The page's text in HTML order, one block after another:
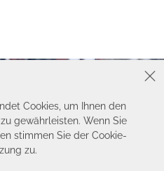
Cookies, um Ihnen den
gewährleisten. Wenn Sie
stimmen Sie der Cookie-
zu.